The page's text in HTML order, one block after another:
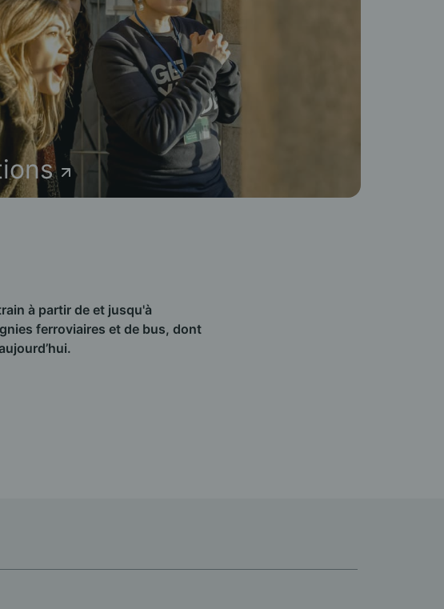
à partir de et jusqu'à
ferroviaires et de bus, dont